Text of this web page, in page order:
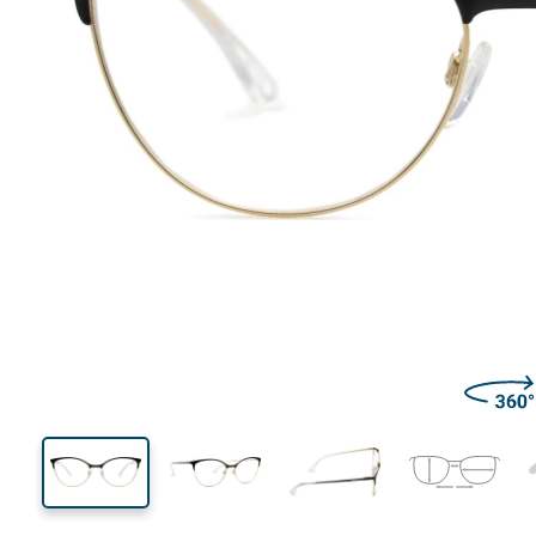
Brillenbreite
44 mm
Glashöhe Glasbreite
Glasbreite